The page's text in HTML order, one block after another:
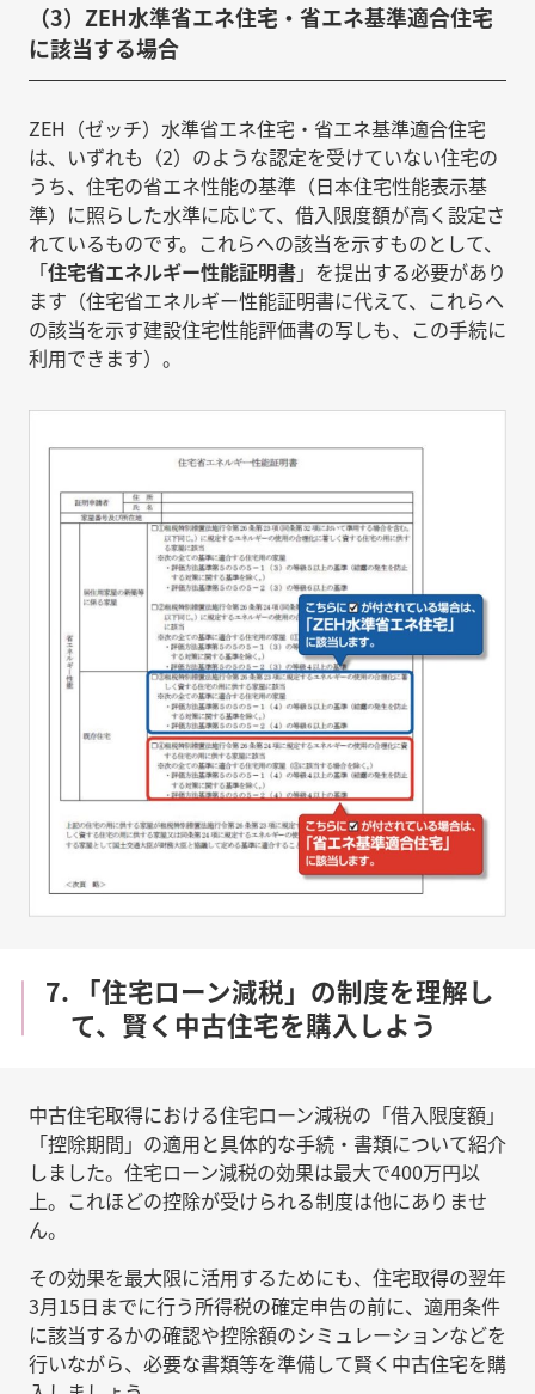
（3）ZEH水準省エネ住宅・省エネ基準適合住宅
に該当する場合
ZEH（ゼッチ）水準省エネ住宅・省エネ基準適合住宅
は、いずれも（2）のような認定を受けていない住宅の
うち、住宅の省エネ性能の基準（日本住宅性能表示基
準）に照らした水準に応じて、借入限度額が高く設定さ
れているものです。これらへの該当を示すものとして、
「住宅省エネルギー性能証明書」を提出する必要があり
ます（住宅省エネルギー性能証明書に代えて、これらへ
の該当を示す建設住宅性能評価書の写しも、この手続に
利用できます）。
7. 「住宅ローン減税」の制度を理解し
て、賢く中古住宅を購入しよう
中古住宅取得における住宅ローン減税の「借入限度額」
「控除期間」の適用と具体的な手続・書類について紹介
しました。住宅ローン減税の効果は最大で400万円以
上。これほどの控除が受けられる制度は他にありませ
ん。
その効果を最大限に活用するためにも、住宅取得の翌年
3月15日までに行う所得税の確定申告の前に、適用条件
に該当するかの確認や控除額のシミュレーションなどを
行いながら、必要な書類等を準備して賢く中古住宅を購